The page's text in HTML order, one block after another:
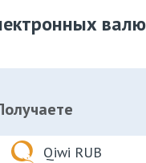
Qiwi RUB